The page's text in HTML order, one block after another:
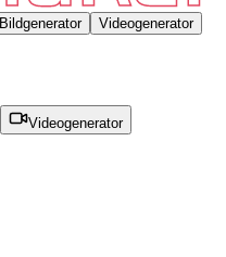
Bildgenerator
Videogenerator
Videogenerator